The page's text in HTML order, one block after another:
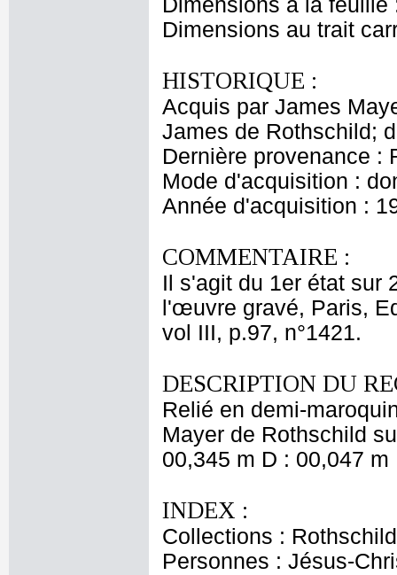
Dimensions à la
Dimensions au trait
HISTORIQUE :
Acquis par James
James de Rothschild;
Dernière provenance :
Mode d'acquisition :
Année d'acquisition :
COMMENTAIRE :
Il s'agit du 1er état sur
l'œuvre gravé, Paris,
vol III, p.97, n°1421.
DESCRIPTION DU
Relié en demi-
Mayer de Rothschild
00,345 m D : 00,047
INDEX :
Collections :
Personnes : Jésus-